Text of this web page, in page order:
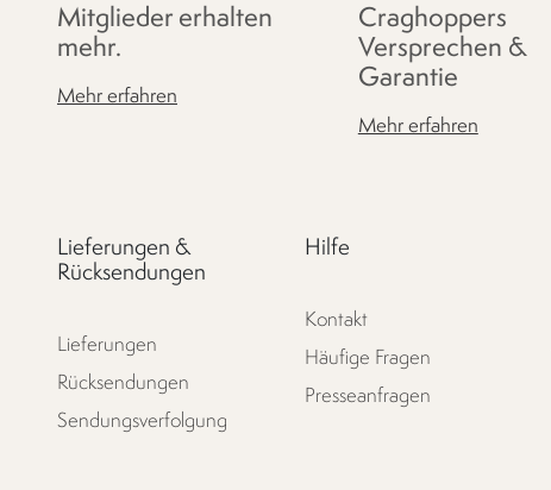
Mitglieder erhalten
mehr.
Mehr erfahren
Craghoppers
Versprechen &
Garantie
Mehr erfahren
Lieferungen &
Rücksendungen
Lieferungen
Rücksendungen
Sendungsverfolgung
Hilfe
Kontakt
Häufige Fragen
Presseanfragen